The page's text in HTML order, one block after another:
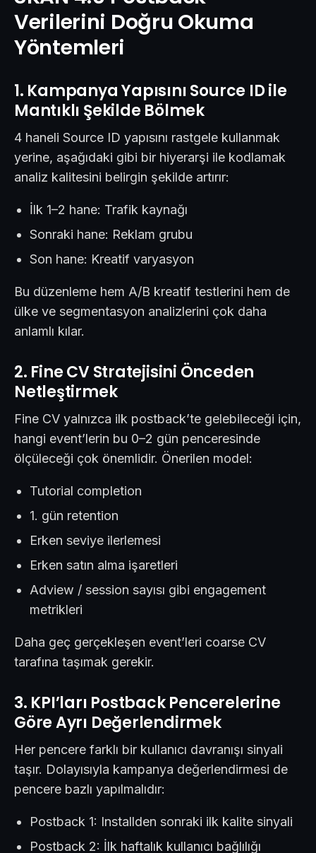
Verilerini Doğru Okuma
Yöntemleri
1. Kampanya Yapısını Source ID ile
Mantıklı Şekilde Bölmek
4 haneli Source ID yapısını rastgele kullanmak
yerine, aşağıdaki gibi bir hiyerarşi ile kodlamak
analiz kalitesini belirgin şekilde artırır:
İlk 1–2 hane: Trafik kaynağı
Sonraki hane: Reklam grubu
Son hane: Kreatif varyasyon
Bu düzenleme hem A/B kreatif testlerini hem de
ülke ve segmentasyon analizlerini çok daha
anlamlı kılar.
2. Fine CV Stratejisini Önceden
Netleştirmek
Fine CV yalnızca ilk postback’te gelebileceği için,
hangi event’lerin bu 0–2 gün penceresinde
ölçüleceği çok önemlidir. Önerilen model:
Tutorial completion
1. gün retention
Erken seviye ilerlemesi
Erken satın alma işaretleri
Adview / session sayısı gibi engagement
metrikleri
Daha geç gerçekleşen event’leri coarse CV
tarafına taşımak gerekir.
3. KPI’ları Postback Pencerelerine
Göre Ayrı Değerlendirmek
Her pencere farklı bir kullanıcı davranışı sinyali
taşır. Dolayısıyla kampanya değerlendirmesi de
pencere bazlı yapılmalıdır:
Postback 1: Installden sonraki ilk kalite sinyali
Postback 2: İlk haftalık kullanıcı bağlılığı